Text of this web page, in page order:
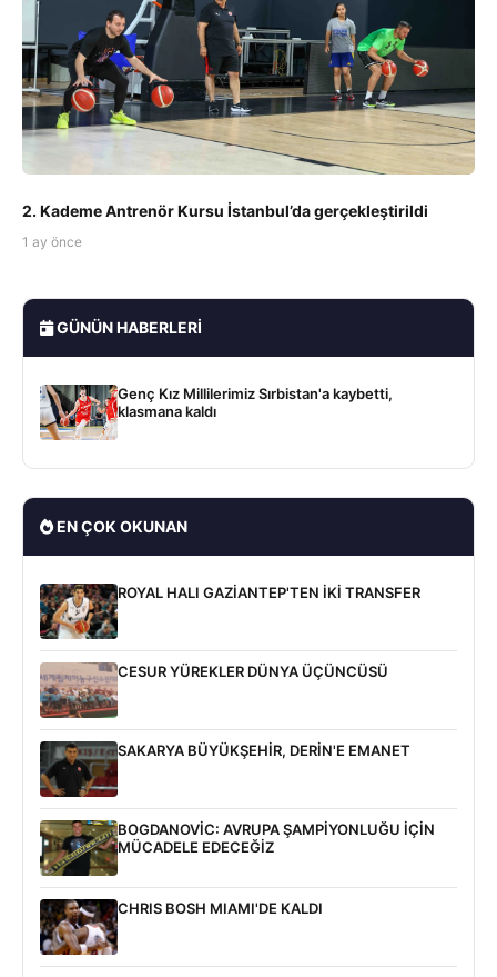
2. Kademe Antrenör Kursu İstanbul’da gerçekleştirildi
1 ay önce
GÜNÜN HABERLERI
Genç Kız Millilerimiz Sırbistan'a kaybetti,
klasmana kaldı
EN ÇOK OKUNAN
ROYAL HALI GAZİANTEP'TEN İKİ TRANSFER
CESUR YÜREKLER DÜNYA ÜÇÜNCÜSÜ
SAKARYA BÜYÜKŞEHİR, DERİN'E EMANET
BOGDANOVİC: AVRUPA ŞAMPİYONLUĞU İÇİN
MÜCADELE EDECEĞİZ
CHRIS BOSH MIAMI'DE KALDI